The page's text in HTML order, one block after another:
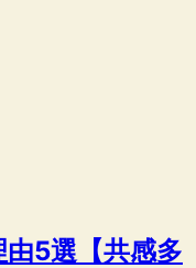
5選【共感多